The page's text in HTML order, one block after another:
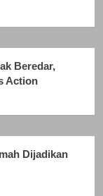
Beredar,
Action
Dijadikan